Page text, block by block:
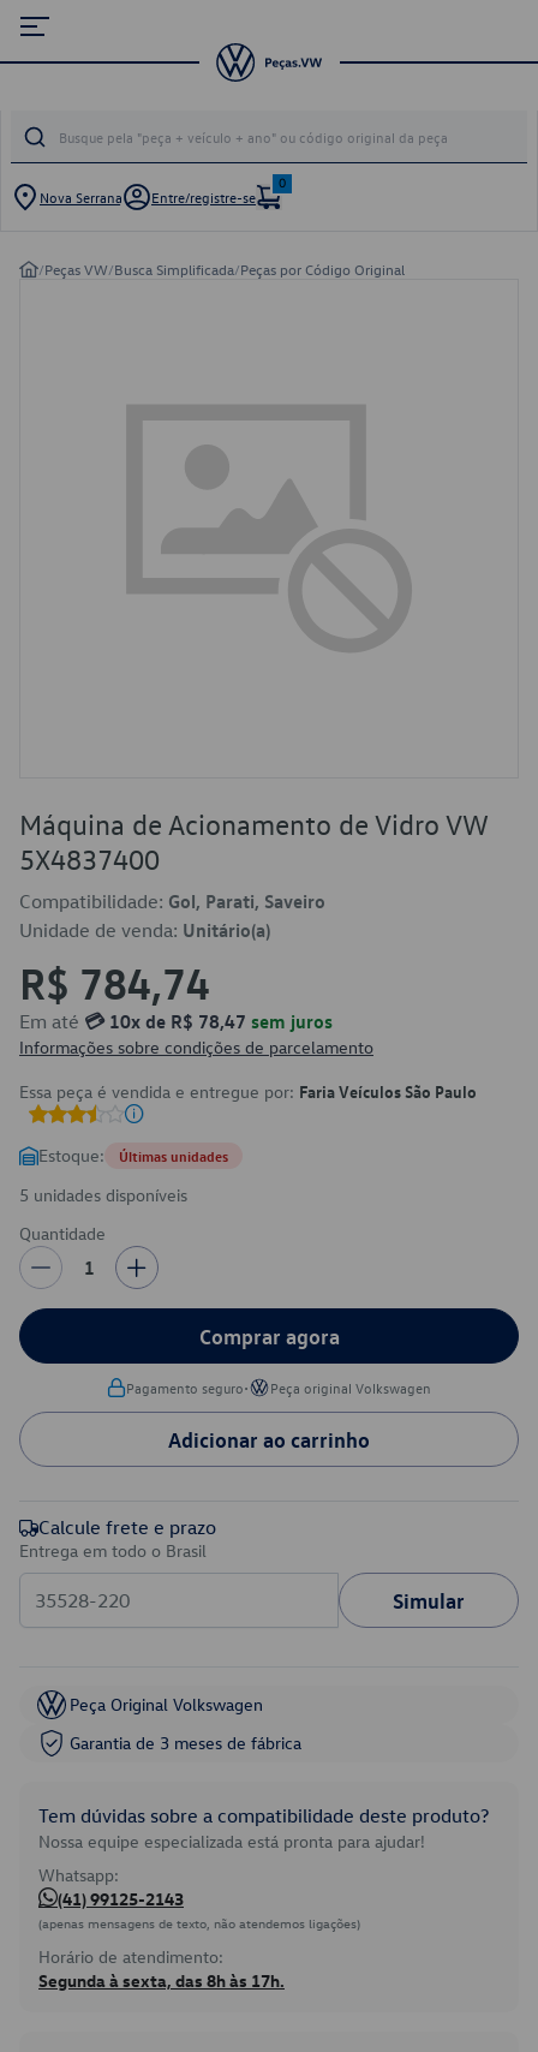
Nova Serrana Entre/registre-se
0
/Peças VW/Busca Simplificada/Peças por Código Original
Máquina de Acionamento de Vidro VW
5X4837400
Compatibilidade: Gol, Parati, Saveiro
Unidade de venda: Unitário(a)
R$ 784,74
Em até 💳 10x de R$ 78,47 sem juros
Informações sobre condições de parcelamento
Essa peça é vendida e entregue por: Faria Veículos São Paulo
Estoque: Últimas unidades
5 unidades disponíveis
Quantidade
1
Comprar agora
Pagamento seguro• Peça original Volkswagen
Adicionar ao carrinho
Calcule frete e prazo
Entrega em todo o Brasil
Simular
Peça Original Volkswagen
Garantia de 3 meses de fábrica
Tem dúvidas sobre a compatibilidade deste produto?
Nossa equipe especializada está pronta para ajudar!
Whatsapp:
(41) 99125-2143
(apenas mensagens de texto, não atendemos ligações)
Horário de atendimento:
Segunda à sexta, das 8h às 17h.